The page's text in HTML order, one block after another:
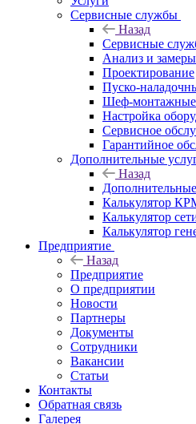
Сервисные службы
Назад
Сервисные
Анализ и
Проектирование
Пуско-
Шеф-монтажные
Настройка
Сервисное
Гарантийное
Дополнительные
Назад
Калькулятор
Калькулятор
Калькулятор
Предприятие
Назад
Предприятие
О предприятии
Новости
Партнеры
Документы
Сотрудники
Вакансии
Статьи
Контакты
Обратная связь
Галерея